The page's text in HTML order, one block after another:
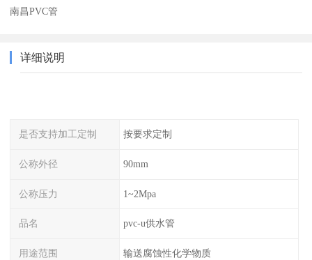
南昌PVC管
详细说明
是否支持加工定制 按要求定制
公称外径 90mm
公称压力 1~2Mpa
品名 pvc-u供水管
用途范围 输送腐蚀性化学物质